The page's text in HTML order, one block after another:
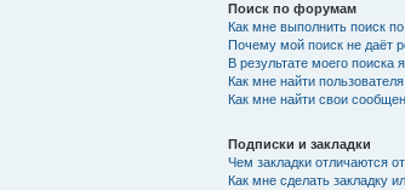
Поиск по форумам
Как мне выполнить поиск
Почему мой поиск не даёт
В результате моего поиска
Как мне найти
Как мне найти свои
Подписки и закладки
Чем закладки отличаются
Как мне сделать закладку